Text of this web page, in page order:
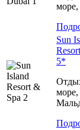
Sun
5*
море,